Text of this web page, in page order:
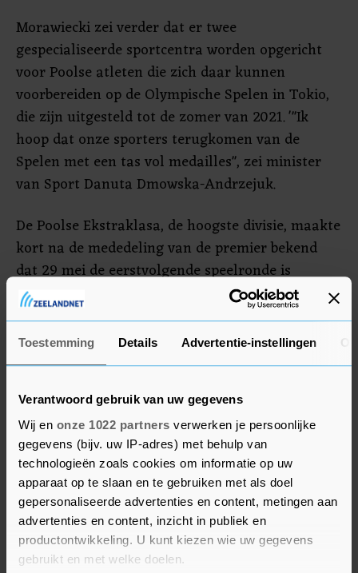
Toestemming Details Advertentie-instellingen
Verantwoord gebruik van uw gegevens
Wij en onze 1022 partners verwerken je persoonlijke
gegevens (bijv. uw IP-adres) met behulp van
technologieën zoals cookies om informatie op uw
apparaat op te slaan en te gebruiken met als doel
gepersonaliseerde advertenties en content, metingen aan
advertenties en content, inzicht in publiek en
productontwikkeling. U kunt kiezen wie uw gegevens
gebruikt en met welke doelen.
Morawiecki zei verder dat er twee
gespecialiseerde sportcentra worden opgericht
voor Poolse atleten die zich daar kunnen
voorbereiden op de Olympische Spelen in Tokio,
die zijn uitgesteld tot de zomer van 2021. '"Ik
hoop dat onze sporters terugkomen van de
Spelen met een tas vol medailles", zei minister
van Sport Danuta Dmowska-Andrzejuk.
De Poolse Ekstraklasa, de hoogste divisie, maakte
kort na de mededeling van de premier bekend
dat 29 mei de eerstvolgende speelronde is
gepland. De competitie kan geheel volgens wens
van de Europese bond UEFA vóór 20 juli zijn
afgemaakt. In de liga is Legia Warschau na 26
speelronden de fiere koploper met 8 punten